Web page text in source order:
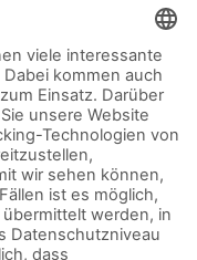
AGB KONTAKT